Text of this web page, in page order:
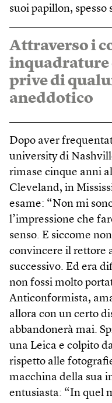
suoi papillon, spesso
Attraverso i
inquadrature
prive di
aneddotico
Dopo aver
university di
rimase cinque anni
Cleveland, in
esame: “Non mi
l’impressione che
senso. E siccome
convincere il rettore
successivo. Ed era
non fossi molto
Anticonformista,
allora con un certo
abbandonerà mai.
una Leica e colpito
rispetto alle
macchina della sua
entusiasta: “In quel